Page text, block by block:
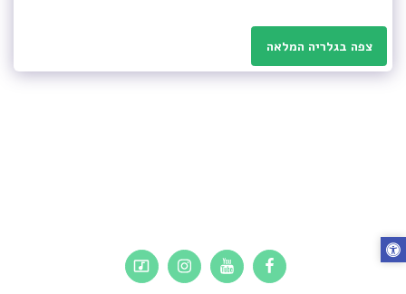
צפה בגלריה המלאה